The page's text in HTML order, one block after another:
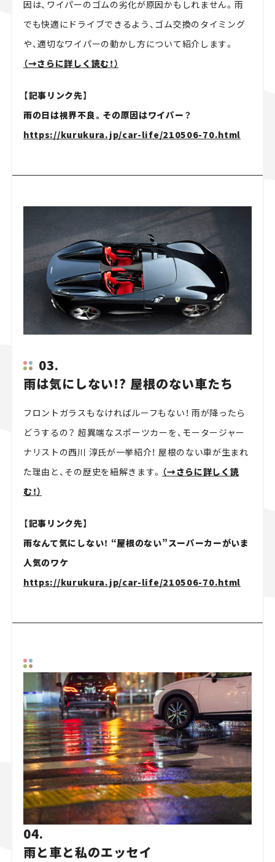
因は、ワイパーのゴムの劣化が原因かもしれません。雨
でも快適にドライブできるよう、ゴム交換のタイミング
や、適切なワイパーの動かし方について紹介します。
（→さらに詳しく読む！）
【記事リンク先】
雨の日は視界不良。その原因はワイパー？
https://kurukura.jp/car-life/210506-70.html
03.
雨は気にしない!? 屋根のない車たち
フロントガラスもなければルーフもない！ 雨が降ったら
どうするの？ 超異端なスポーツカーを、モータージャー
ナリストの西川 淳氏が一挙紹介！ 屋根のない車が生まれ
た理由と、その歴史を紐解きます。 （→さらに詳しく読
む！）
【記事リンク先】
雨なんて気にしない！ “屋根のない”スーパーカーがいま
人気のワケ
https://kurukura.jp/car-life/210506-70.html
04.
雨と車と私のエッセイ